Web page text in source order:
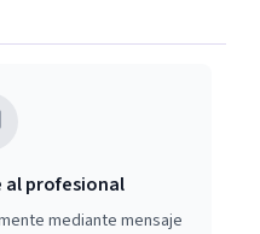
al profesional
mediante mensaje